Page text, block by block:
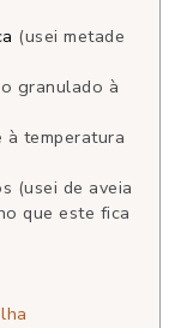
(usei metade
granulado à
à temperatura
(usei de aveia
que este fica